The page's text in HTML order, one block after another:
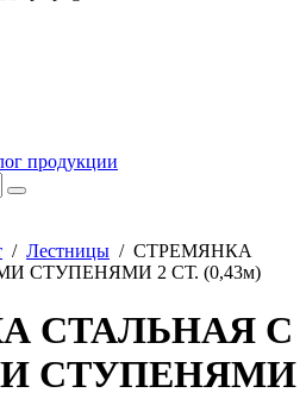
продукции
/ Лестницы / СТРЕМЯНКА
СТУПЕНЯМИ 2 СТ. (0,43м)
СТАЛЬНАЯ С
СТУПЕНЯМИ